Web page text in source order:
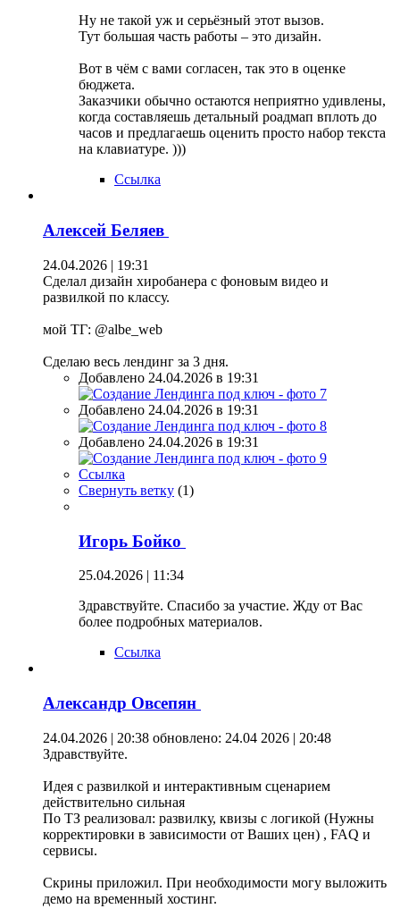
Ну не такой уж и серьёзный этот вызов.
Тут большая часть работы – это дизайн.
Вот в чём с вами согласен, так это в оценке
бюджета.
Заказчики обычно остаются неприятно удивлены,
когда составляешь детальный роадмап вплоть до
часов и предлагаешь оценить просто набор текста
на клавиатуре. )))
Ссылка
Алексей Беляев
24.04.2026 | 19:31
Сделал дизайн хиробанера с фоновым видео и
развилкой по классу.
мой ТГ: @albe_web
Сделаю весь лендинг за 3 дня.
Добавлено 24.04.2026 в 19:31
Добавлено 24.04.2026 в 19:31
Добавлено 24.04.2026 в 19:31
Ссылка
Свернуть ветку (1)
Игорь Бойко
25.04.2026 | 11:34
Здравствуйте. Спасибо за участие. Жду от Вас
более подробных материалов.
Ссылка
Александр Овсепян
24.04.2026 | 20:38 обновлено: 24.04 2026 | 20:48
Здравствуйте.
Идея с развилкой и интерактивным сценарием
действительно сильная
По ТЗ реализовал: развилку, квизы с логикой (Нужны
корректировки в зависимости от Ваших цен) , FAQ и
сервисы.
Скрины приложил. При необходимости могу выложить
демо на временный хостинг.